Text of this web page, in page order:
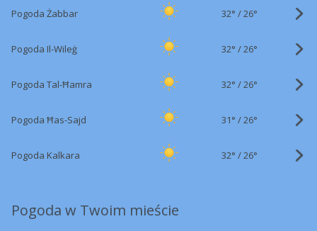
Pogoda Żabbar 32° /26°
Pogoda Il-Wileġ 32° /26°
Pogoda Tal-Ħamra 32° /26°
Pogoda Ħas-Sajd 31° /26°
Pogoda Kalkara 32° /26°
Pogoda w Twoim mieście